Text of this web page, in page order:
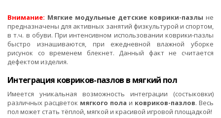
Внимание: Мягкие модульные детские коврики-пазлы не
предназначены для активных занятий физкультурой и спортом,
в т.ч. в обуви. При интенсивном использовании коврики-пазлы
быстро изнашиваются, при ежедневной влажной уборке
рисунок со временем блекнет. Данный факт не считается
дефектом изделия.
Интеграция ковриков-пазлов в мягкий пол
Имеется уникальная возможность интеграции (состыковки)
различных расцветок мягкого пола и ковриков-пазлов. Весь
пол может стать тёплой, мягкой и красивой игровой площадкой!